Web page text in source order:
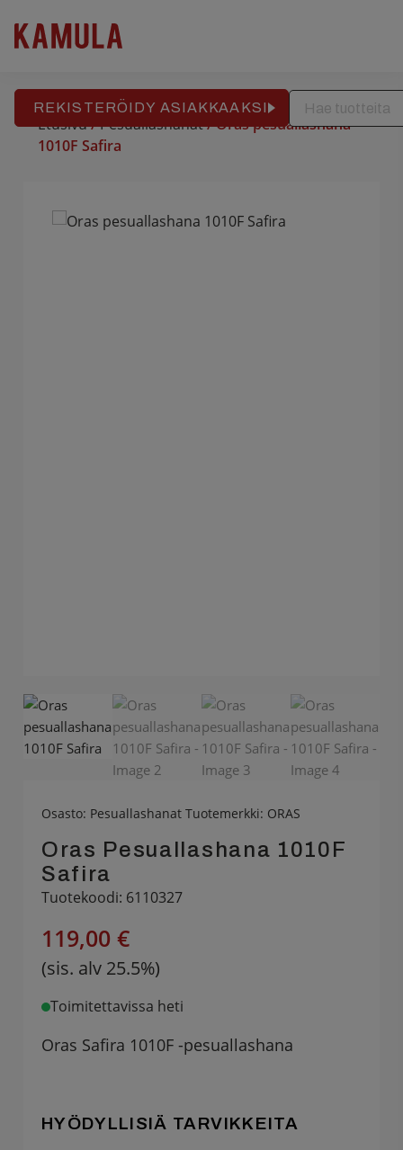
sisältöön
APTEEKKITALO
REKISTERÖIDY ASIAKKAAKSI
Etusivu/Pesuallashanat/ Oras pesuallashana
1010F Safira
Osasto: Pesuallashanat Tuotemerkki: ORAS
Oras Pesuallashana 1010F
Safira
Tuotekoodi: 6110327
119,00 €
(sis. alv 25.5%)
Toimitettavissa heti
Oras Safira 1010F -pesuallashana
HYÖDYLLISIÄ TARVIKKEITA